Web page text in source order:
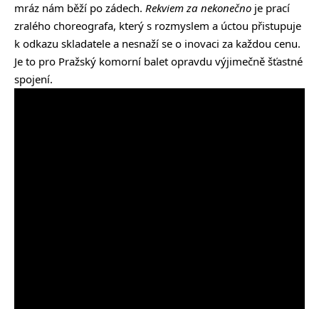
mráz nám běží po zádech. Rekviem za nekonečno je prací
zralého choreografa, který s rozmyslem a úctou přistupuje
k odkazu skladatele a nesnaží se o inovaci za každou cenu.
Je to pro Pražský komorní balet opravdu výjimečně šťastné
spojení.